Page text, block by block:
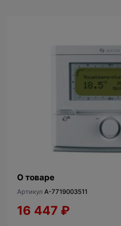
О товаре
Артикул A-7719003511
16 447 ₽